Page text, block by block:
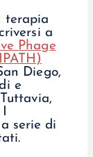
terapia
a
Phage
Diego,
e
serie di